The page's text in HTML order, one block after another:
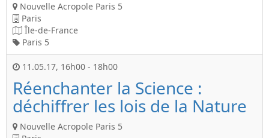
Nouvelle Acropole Paris 5
Paris
Île-de-France
Paris 5
11.05.17, 16h00 - 18h00
Réenchanter la Science :
déchiffrer les lois de la Nature
Nouvelle Acropole Paris 5